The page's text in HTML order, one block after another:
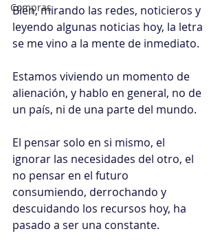
Compras
Bien, mirando las redes, noticieros y
leyendo algunas noticias hoy, la letra
se me vino a la mente de inmediato.
Estamos viviendo un momento de
alienación, y hablo en general, no de
un país, ni de una parte del mundo.
El pensar solo en si mismo, el
ignorar las necesidades del otro, el
no pensar en el futuro
consumiendo, derrochando y
descuidando los recursos hoy, ha
pasado a ser una constante.